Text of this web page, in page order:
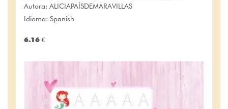
Autora: ALICIAPAÍSDEMARAVILLAS
Idioma: Spanish
6.16 €